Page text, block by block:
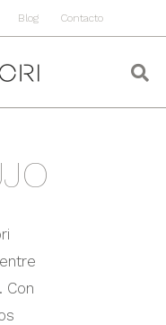
Blog Contacto
Con